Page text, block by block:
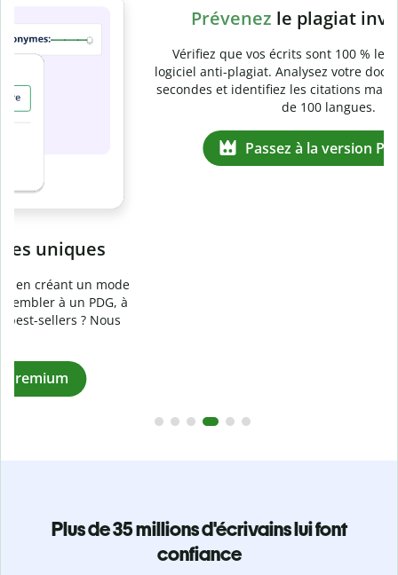
Prévenez
Vérifiez que vos écrits sont 100 % les vôtres grâce au
logiciel anti-plagiat. Analysez votre document en quelques
secondes et identifiez les citations manquantes dans plus
Plus de 35 millions d'écrivains lui font
confiance